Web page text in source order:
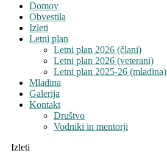
Domov
Obvestila
Izleti
Letni plan
Letni plan 2026 (člani)
Letni plan 2026 (veterani)
Letni plan 2025-26 (mladina)
Mladina
Galerija
Kontakt
Društvo
Vodniki in mentorji
Izleti